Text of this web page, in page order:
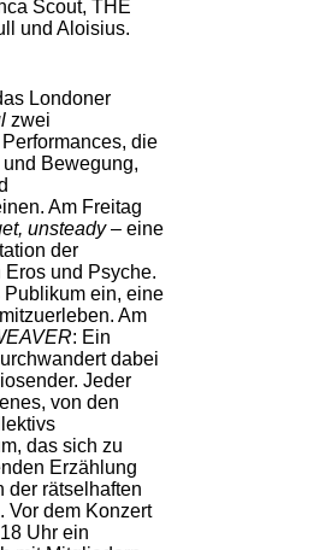
Scout, THE
und Aloisius.
Londoner
zwei
die
Bewegung,
Am Freitag
unsteady– eine
der
und Psyche.
Publikum ein, eine
Am
: Ein
dabei
Jeder
von den
das sich zu
Erzählung
der rätselhaften
. Vor dem Konzert
Uhr ein